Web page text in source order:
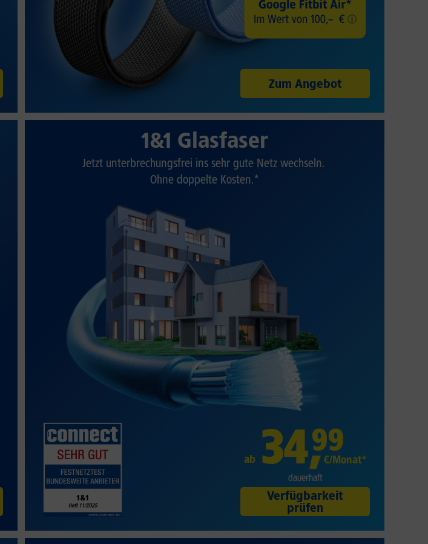
Zum Angebot
1&1 Glasfaser
Jetzt unterbrechungsfrei ins sehr gute Netz wechseln.
Ohne doppelte Kosten.*
ab 34,99
€/Monat*
dauerhaft
Verfügbarkeit
prüfen